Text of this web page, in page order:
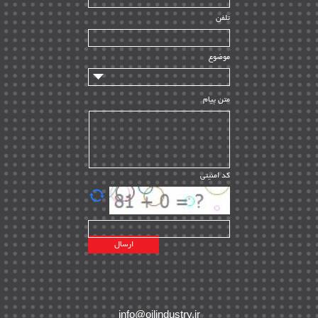
راه اندازی | ۹
سازندگان و تامین کنندگان | ۱۰
تامین مالی و سرمایه گذاری | ۳۲
ماشین آلات
مدیریت پروژه
مدیریت دانش
مدیریت سازمانی و عمومی | ۲
تأمین کالا | ۱۳
EPC | ۲۰
پیمانکاران بین المللی | ۸
اطلاعات انرژی کشورها | ۱۴
پروژه های خارجی | ۱۵
نقشه های نفت و گاز خارجی | ۱۰
شرکت های نفتی | ۱۴
پلانت های فعال | ۴۰
تلفن
موضوع
متن پیام
کد امنیتی
info@oilindustry.ir